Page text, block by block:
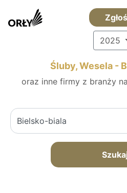
2025
Śluby, Wesela -
oraz inne firmy z branży